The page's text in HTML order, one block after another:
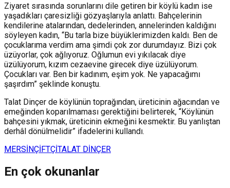
Ziyaret sırasında sorunlarını dile getiren bir köylü kadın ise
yaşadıkları çaresizliği gözyaşlarıyla anlattı. Bahçelerinin
kendilerine atalarından, dedelerinden, annelerinden kaldığını
söyleyen kadın, “Bu tarla bize büyüklerimizden kaldı. Ben de
çocuklarıma verdim ama şimdi çok zor durumdayız. Bizi çok
üzüyorlar, çok ağlıyoruz. Oğlumun evi yıkılacak diye
üzülüyorum, kızım cezaevine girecek diye üzülüyorum.
Çocukları var. Ben bir kadınım, eşim yok. Ne yapacağımı
şaşırdım” şeklinde konuştu.
Talat Dinçer de köylünün toprağından, üreticinin ağacından ve
emeğinden koparılmaması gerektiğini belirterek, “Köylünün
bahçesini yıkmak, üreticinin ekmeğini kesmektir. Bu yanlıştan
derhâl dönülmelidir” ifadelerini kullandı.
MERSİNÇİFTÇİTALAT DİNÇER
En çok okunanlar